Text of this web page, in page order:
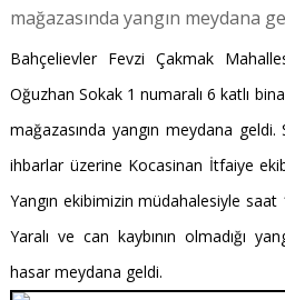
mağazasında yangın meydana
Bahçelievler Fevzi Çakmak
Oğuzhan Sokak 1 numaralı 6 katlı
mağazasında yangın meydana geldi.
ihbarlar üzerine Kocasinan İtfaiye
Yangın ekibimizin müdahalesiyle saat
Yaralı ve can kaybının olmadığı
hasar meydana geldi.